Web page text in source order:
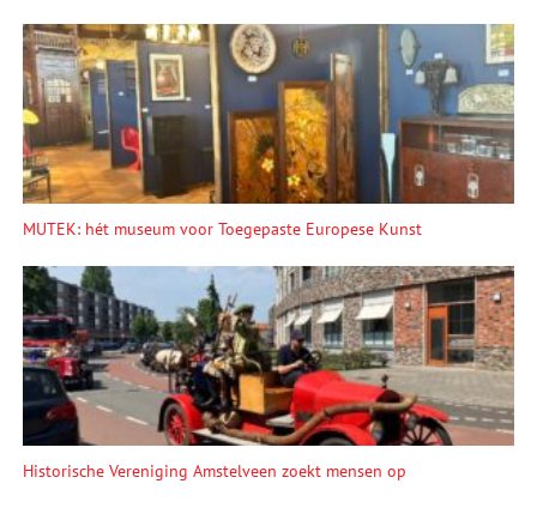
MUTEK: hét museum voor Toegepaste Europese Kunst
Historische Vereniging Amstelveen zoekt mensen op